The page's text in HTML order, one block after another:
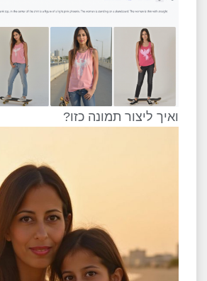
ואיך ליצור תמונה כזו?